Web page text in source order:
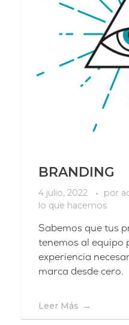
BRANDING
4 julio, 2022 por
lo que hacemos
Sabemos que tus
tenemos al equipo
experiencia
marca desde cero.
Leer Más